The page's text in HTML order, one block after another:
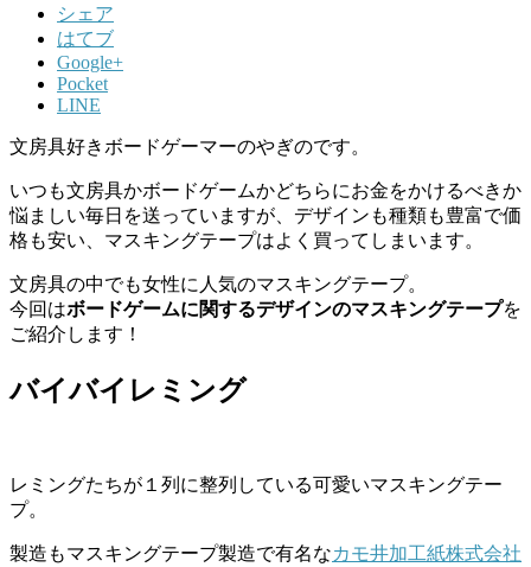
シェア
はてブ
Google+
Pocket
LINE
文房具好きボードゲーマーのやぎのです。
いつも文房具かボードゲームかどちらにお金をかけるべきか
悩ましい毎日を送っていますが、デザインも種類も豊富で価
格も安い、マスキングテープはよく買ってしまいます。
文房具の中でも女性に人気のマスキングテープ。
今回はボードゲームに関するデザインのマスキングテープを
ご紹介します！
バイバイレミング
レミングたちが１列に整列している可愛いマスキングテー
プ。
製造もマスキングテープ製造で有名なカモ井加工紙株式会社